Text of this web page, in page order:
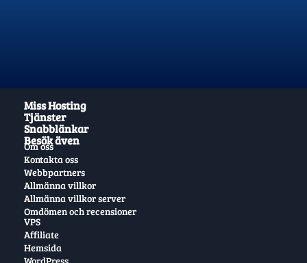
Miss Hosting
Tjänster
Snabblänkar
Besök även
Om oss
Kontakta oss
Webbpartners
Allmänna villkor
Allmänna villkor server
Omdömen och recensioner
VPS
Affiliate
Hemsida
WordPress